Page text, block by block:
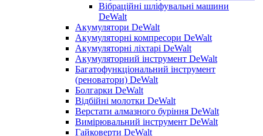
Вібраційні шліфувальні машини
DeWalt
Акумулятори DeWalt
Акумуляторні компресори DeWalt
Акумуляторні ліхтарі DeWalt
Акумуляторний інструмент DeWalt
Багатофункціональний інструмент
(реноватори) DeWalt
Болгарки DeWalt
Відбійні молотки DeWalt
Верстати алмазного буріння DeWalt
Вимірювальний інструмент DeWalt
Гайковерти DeWalt